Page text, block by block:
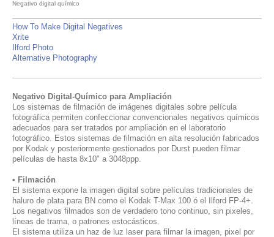
Negativo digital químico
How To Make Digital Negatives
Xrite
Ilford Photo
Alternative Photography
Negativo Digital-Químico para Ampliación
Los sistemas de filmación de imágenes digitales sobre película
fotográfica permiten confeccionar convencionales negativos químicos
adecuados para ser tratados por ampliación en el laboratorio
fotográfico. Estos sistemas de filmación en alta resolución fabricados
por Kodak y posteriormente gestionados por Durst pueden filmar
películas de hasta 8x10" a 3048ppp.
• Filmación
El sistema expone la imagen digital sobre películas tradicionales de
haluro de plata para BN como el Kodak T-Max 100 ó el Ilford FP-4+.
Los negativos filmados son de verdadero tono continuo, sin pixeles,
líneas de trama, o patrones estocásticos.
El sistema utiliza un haz de luz laser para filmar la imagen, pixel por